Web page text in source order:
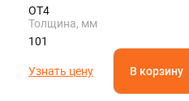
ОТ4
Толщина, мм
101
Узнать цену В корзину